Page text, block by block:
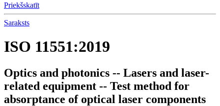
Priekšskatīt
Saraksts
ISO 11551:2019
Optics and photonics -- Lasers and laser-
related equipment -- Test method for
absorptance of optical laser components